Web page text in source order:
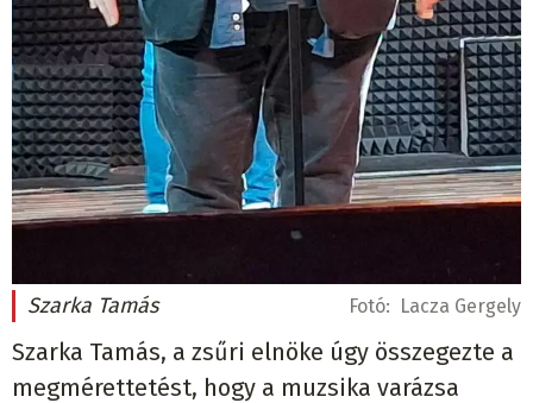
Szarka Tamás Fotó: Lacza Gergely
Szarka Tamás, a zsűri elnöke úgy összegezte a
megmérettetést, hogy a muzsika varázsa